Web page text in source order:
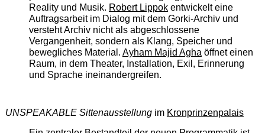
Reality und Musik. Robert Lippokentwickelt eine
Auftragsarbeit im Dialog mit dem Gorki-Archiv und
versteht Archiv nicht als abgeschlossene
Vergangenheit, sondern als Klang, Speicher und
bewegliches Material. Ayham Majid Aghaöffnet einen
Raum, in dem Theater, Installation, Exil, Erinnerung
und Sprache ineinandergreifen.
UNSPEAKABLE Sittenausstellungim Kronprinzenpalais